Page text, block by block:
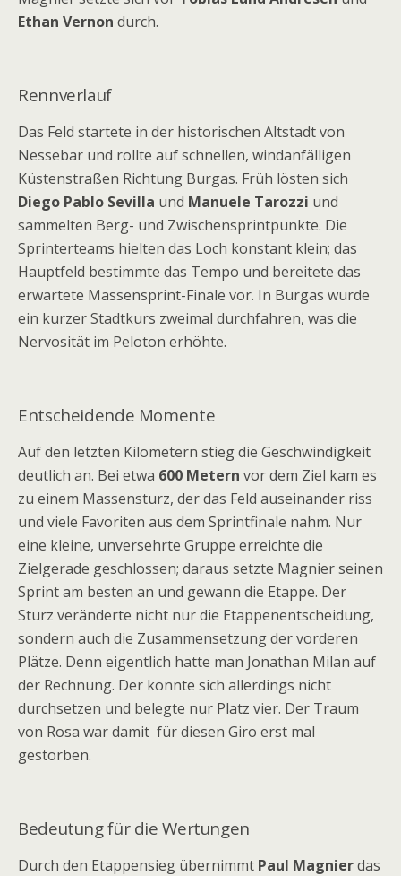
Ethan Vernon durch.
Rennverlauf
Das Feld startete in der historischen Altstadt von
Nessebar und rollte auf schnellen, windanfälligen
Küstenstraßen Richtung Burgas. Früh lösten sich
Diego Pablo Sevilla und Manuele Tarozzi und
sammelten Berg- und Zwischensprintpunkte. Die
Sprinterteams hielten das Loch konstant klein; das
Hauptfeld bestimmte das Tempo und bereitete das
erwartete Massensprint-Finale vor. In Burgas wurde
ein kurzer Stadtkurs zweimal durchfahren, was die
Nervosität im Peloton erhöhte.
Entscheidende Momente
Auf den letzten Kilometern stieg die Geschwindigkeit
deutlich an. Bei etwa 600 Metern vor dem Ziel kam es
zu einem Massensturz, der das Feld auseinander riss
und viele Favoriten aus dem Sprintfinale nahm. Nur
eine kleine, unversehrte Gruppe erreichte die
Zielgerade geschlossen; daraus setzte Magnier seinen
Sprint am besten an und gewann die Etappe. Der
Sturz veränderte nicht nur die Etappenentscheidung,
sondern auch die Zusammensetzung der vorderen
Plätze. Denn eigentlich hatte man Jonathan Milan auf
der Rechnung. Der konnte sich allerdings nicht
durchsetzen und belegte nur Platz vier. Der Traum
von Rosa war damit für diesen Giro erst mal
gestorben.
Bedeutung für die Wertungen
Durch den Etappensieg übernimmt Paul Magnierdas